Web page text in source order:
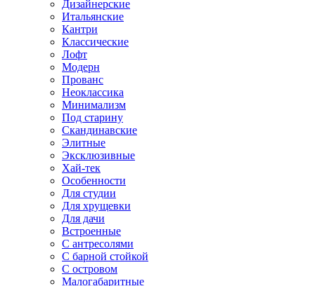
Дизайнерские
Итальянские
Кантри
Классические
Лофт
Модерн
Прованс
Неоклассика
Минимализм
Под старину
Скандинавские
Элитные
Эксклюзивные
Хай-тек
Особенности
Для студии
Для хрущевки
Для дачи
Встроенные
С антресолями
С барной стойкой
С островом
Малогабаритные